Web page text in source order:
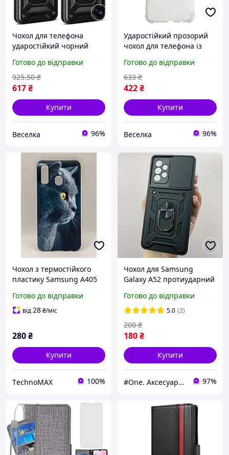
Чохол для телефона
ударостійкий чорний
Samsung Galaxy A05
протидряпаний FLAME
Готово до відправки
617₴
925.50 ₴
Купити
Веселка 96%
Ударостійкий прозорий
чохол для телефона із
Samsung Galaxy A30s A50
A50s FLAME
Готово до відправки
422₴
633 ₴
Купити
Веселка 96%
Чохол з термостійкого
пластику Samsung A405
Готово до відправки
від28₴/міс
280₴
Купити
ТechnoMAX 100%
Чохол для Samsung
Galaxy A52 протиударний
для камери чохол на
самсунг А52 чорний CRT
Готово до відправки
5.0 (2)
180₴
200 ₴
Купити
#One. Аксесуари до смартфонів 97%